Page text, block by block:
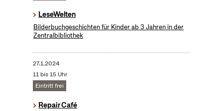
LeseWelten
Bilderbuchgeschichten für Kinder ab 3 Jahren in der
Zentralbibliothek
27.1.2024
11 bis 15 Uhr
Eintritt frei
Repair Café